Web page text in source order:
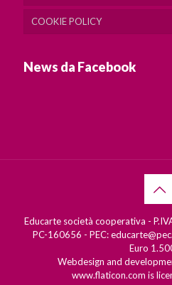
COOKIE POLICY
News da Facebook
Educarte società cooperativa -
PC-160656 - PEC:
Euro
Webdesign and
www.flaticon.com is